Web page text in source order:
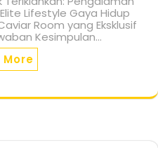
Lifestyle Gaya Hidup
Room yang Eksklusif
Kesimpulan…
More